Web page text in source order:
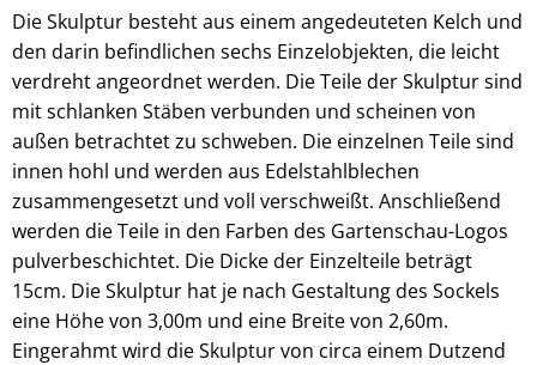
Die Skulptur besteht aus einem angedeuteten Kelch und
den darin befindlichen sechs Einzelobjekten, die leicht
verdreht angeordnet werden. Die Teile der Skulptur sind
mit schlanken Stäben verbunden und scheinen von
außen betrachtet zu schweben. Die einzelnen Teile sind
innen hohl und werden aus Edelstahlblechen
zusammengesetzt und voll verschweißt. Anschließend
werden die Teile in den Farben des Gartenschau-Logos
pulverbeschichtet. Die Dicke der Einzelteile beträgt
15cm. Die Skulptur hat je nach Gestaltung des Sockels
eine Höhe von 3,00m und eine Breite von 2,60m.
Eingerahmt wird die Skulptur von circa einem Dutzend